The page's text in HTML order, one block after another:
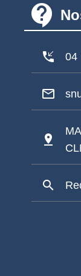
contact_support
phone_callback 04
mail_outline
pin_drop
search